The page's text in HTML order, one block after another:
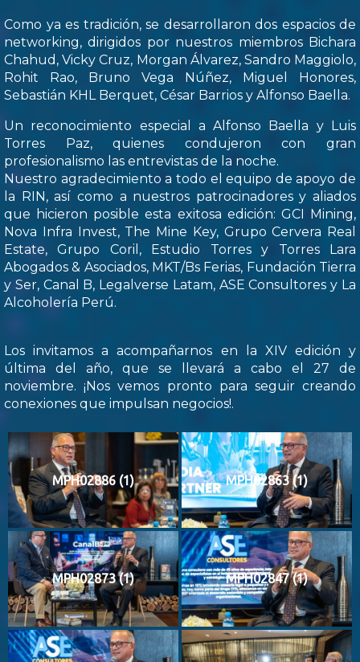
Como ya es tradición, se desarrollaron dos espacios de
networking, dirigidos por nuestros miembros Bichara
Chahud, Vicky Cruz, Morgan Álvarez, Sandro Maggiolo,
Rohit Rao, Bruno Vega Núñez, Miguel Honores,
Sebastián KHL Berquet, César Barrios y Alfonso Baella.
Un reconocimiento especial a Alfonso Baella y Luis
Torres Paz, quienes condujeron con gran
profesionalismo las entrevistas de la noche.
Nuestro agradecimiento a todo el equipo de apoyo de
la RIN, así como a nuestros patrocinadores y aliados
que hicieron posible esta exitosa edición: GCI Mining,
Nova Infra Invest, The Mine Key, Grupo Cervera Real
Estate, Grupo Coril, Estudio Torres y Torres Lara
Abogados & Asociados, MKT/Bs Ferias, Fundación Tierra
y Ser, Canal B, Legalverse Latam, ASE Consultores y La
Alcoholería Perú.
Los invitamos a acompañarnos en la XIV edición y
última del año, que se llevará a cabo el 27 de
noviembre. ¡Nos vemos pronto para seguir creando
conexiones que impulsan negocios!.
MPH02886 (1) MPH02863 (1)
MPH02873 (1) MPH02847 (1)